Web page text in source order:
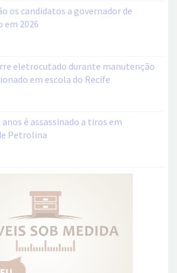
os candidatos a governador de
em 2026
eletrocutado durante manutenção
em escola do Recife
anos é assassinado a tiros em
Petrolina